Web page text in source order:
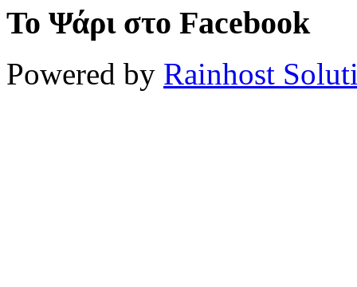
Το Ψάρι στο Facebook
Powered by Rainhost